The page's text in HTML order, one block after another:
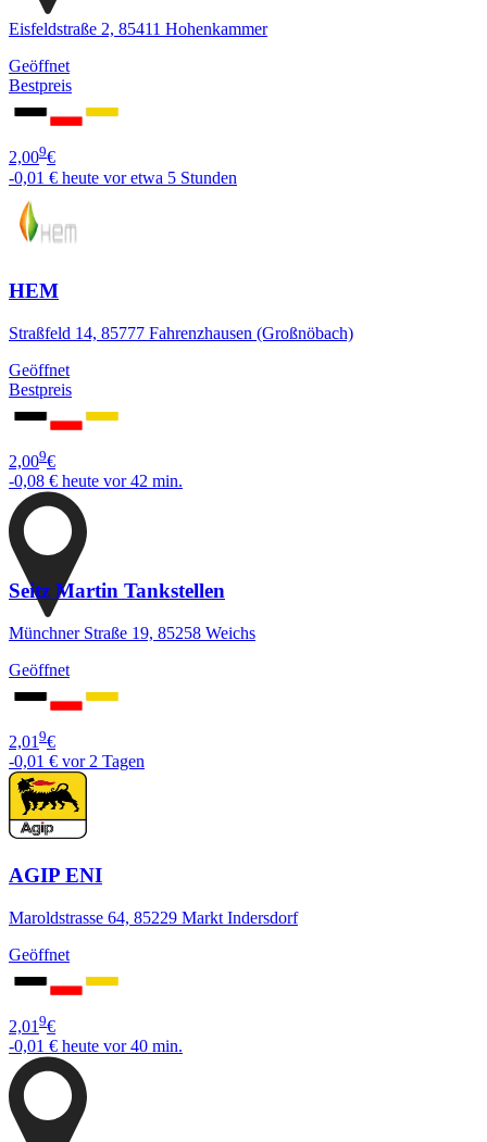
Eisfeldstraße 2, 85411 Hohenkammer
Geöffnet
Bestpreis
2,009€
-0,01 € heute vor etwa 5 Stunden
HEM
Straßfeld 14, 85777 Fahrenzhausen (Großnöbach)
Geöffnet
Bestpreis
2,009€
-0,08 € heute vor 42 min.
Seitz Martin Tankstellen
Münchner Straße 19, 85258 Weichs
Geöffnet
2,01 9€
-0,01 € vor 2 Tagen
AGIP ENI
Maroldstrasse 64, 85229 Markt Indersdorf
Geöffnet
2,01 9€
-0,01 € heute vor 40 min.